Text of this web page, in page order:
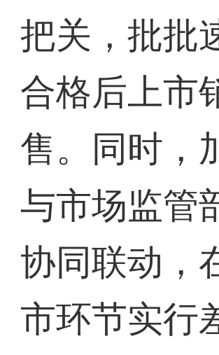
把关，批批
合格后上市
售。同时，
与市场监管
协同联动，
市环节实行